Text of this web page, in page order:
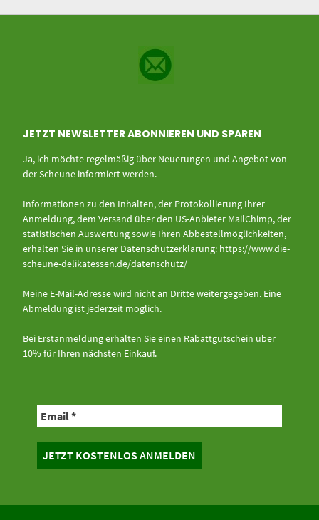
JETZT NEWSLETTER ABONNIEREN UND SPAREN
Ja, ich möchte regelmäßig über Neuerungen und Angebot von
der Scheune informiert werden.
Informationen zu den Inhalten, der Protokollierung Ihrer
Anmeldung, dem Versand über den US-Anbieter MailChimp, der
statistischen Auswertung sowie Ihren Abbestellmöglichkeiten,
erhalten Sie in unserer Datenschutzerklärung: https://www.die-
scheune-delikatessen.de/datenschutz/
Meine E-Mail-Adresse wird nicht an Dritte weitergegeben. Eine
Abmeldung ist jederzeit möglich.
Bei Erstanmeldung erhalten Sie einen Rabattgutschein über
10% für Ihren nächsten Einkauf.